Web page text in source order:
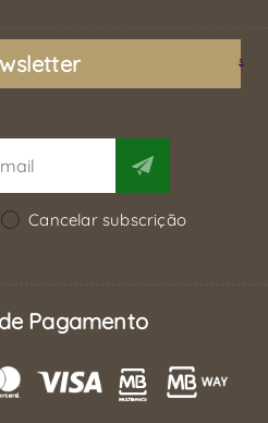
Cancelar subscrição
Pagamento